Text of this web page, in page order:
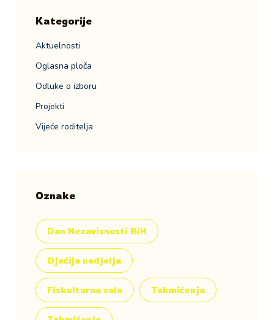
Kategorije
Aktuelnosti
Oglasna ploča
Odluke o izboru
Projekti
Vijeće roditelja
Oznake
Dan Nezavisnosti BiH
Dječija nedjelja
Fiskulturna sala Takmičenja